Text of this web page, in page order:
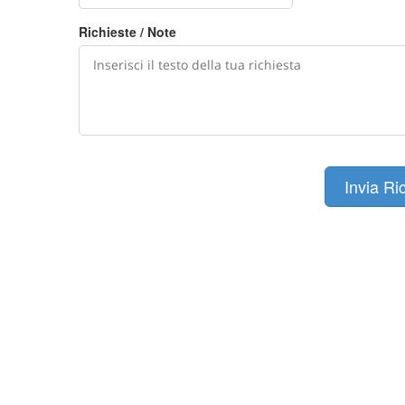
Richieste / Note
Invia